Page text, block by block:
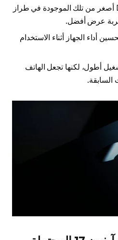
شاشة Dynamic Island أصغر من تلك الموجودة في طراز
أداء الجهاز أثناء الاستخدام
أطول، لكنها تجعل الهاتف
السابقة.